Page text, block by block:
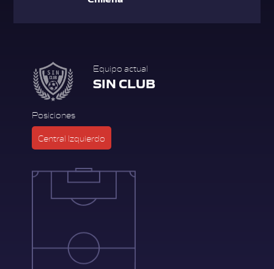
Equipo actual
SIN CLUB
Posiciones
Central Izquierdo